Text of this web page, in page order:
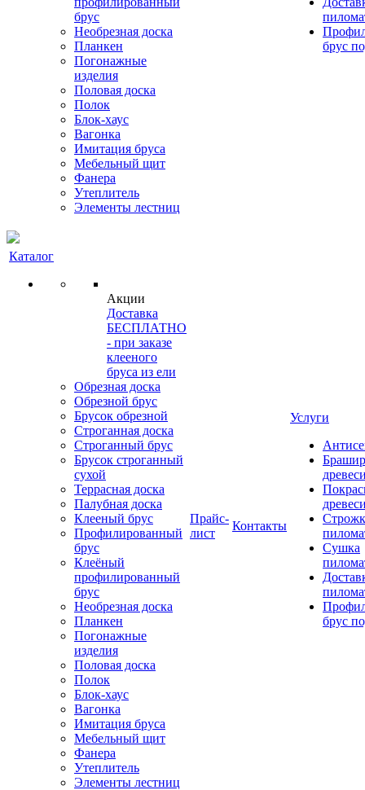
брус
Необрезная доска
Планкен
Погонажные
изделия
Половая доска
Полок
Блок-хаус
Вагонка
Имитация бруса
Мебельный щит
Фанера
Утеплитель
Элементы лестниц
брус
Каталог
Акции
Доставка
БЕСПЛАТНО
- при заказе
клееного
бруса из ели
Обрезная доска
Обрезной брус
Брусок обрезной
Строганная доска
Строганный брус
Брусок строганный
сухой
Террасная доска
Палубная доска
Клееный брус
Профилированный
брус
Клеёный
профилированный
брус
Необрезная доска
Планкен
Погонажные
изделия
Половая доска
Полок
Блок-хаус
Вагонка
Имитация бруса
Мебельный щит
Фанера
Утеплитель
Элементы лестниц
Прайс-
лист
Контакты
Услуги
Сушка
брус